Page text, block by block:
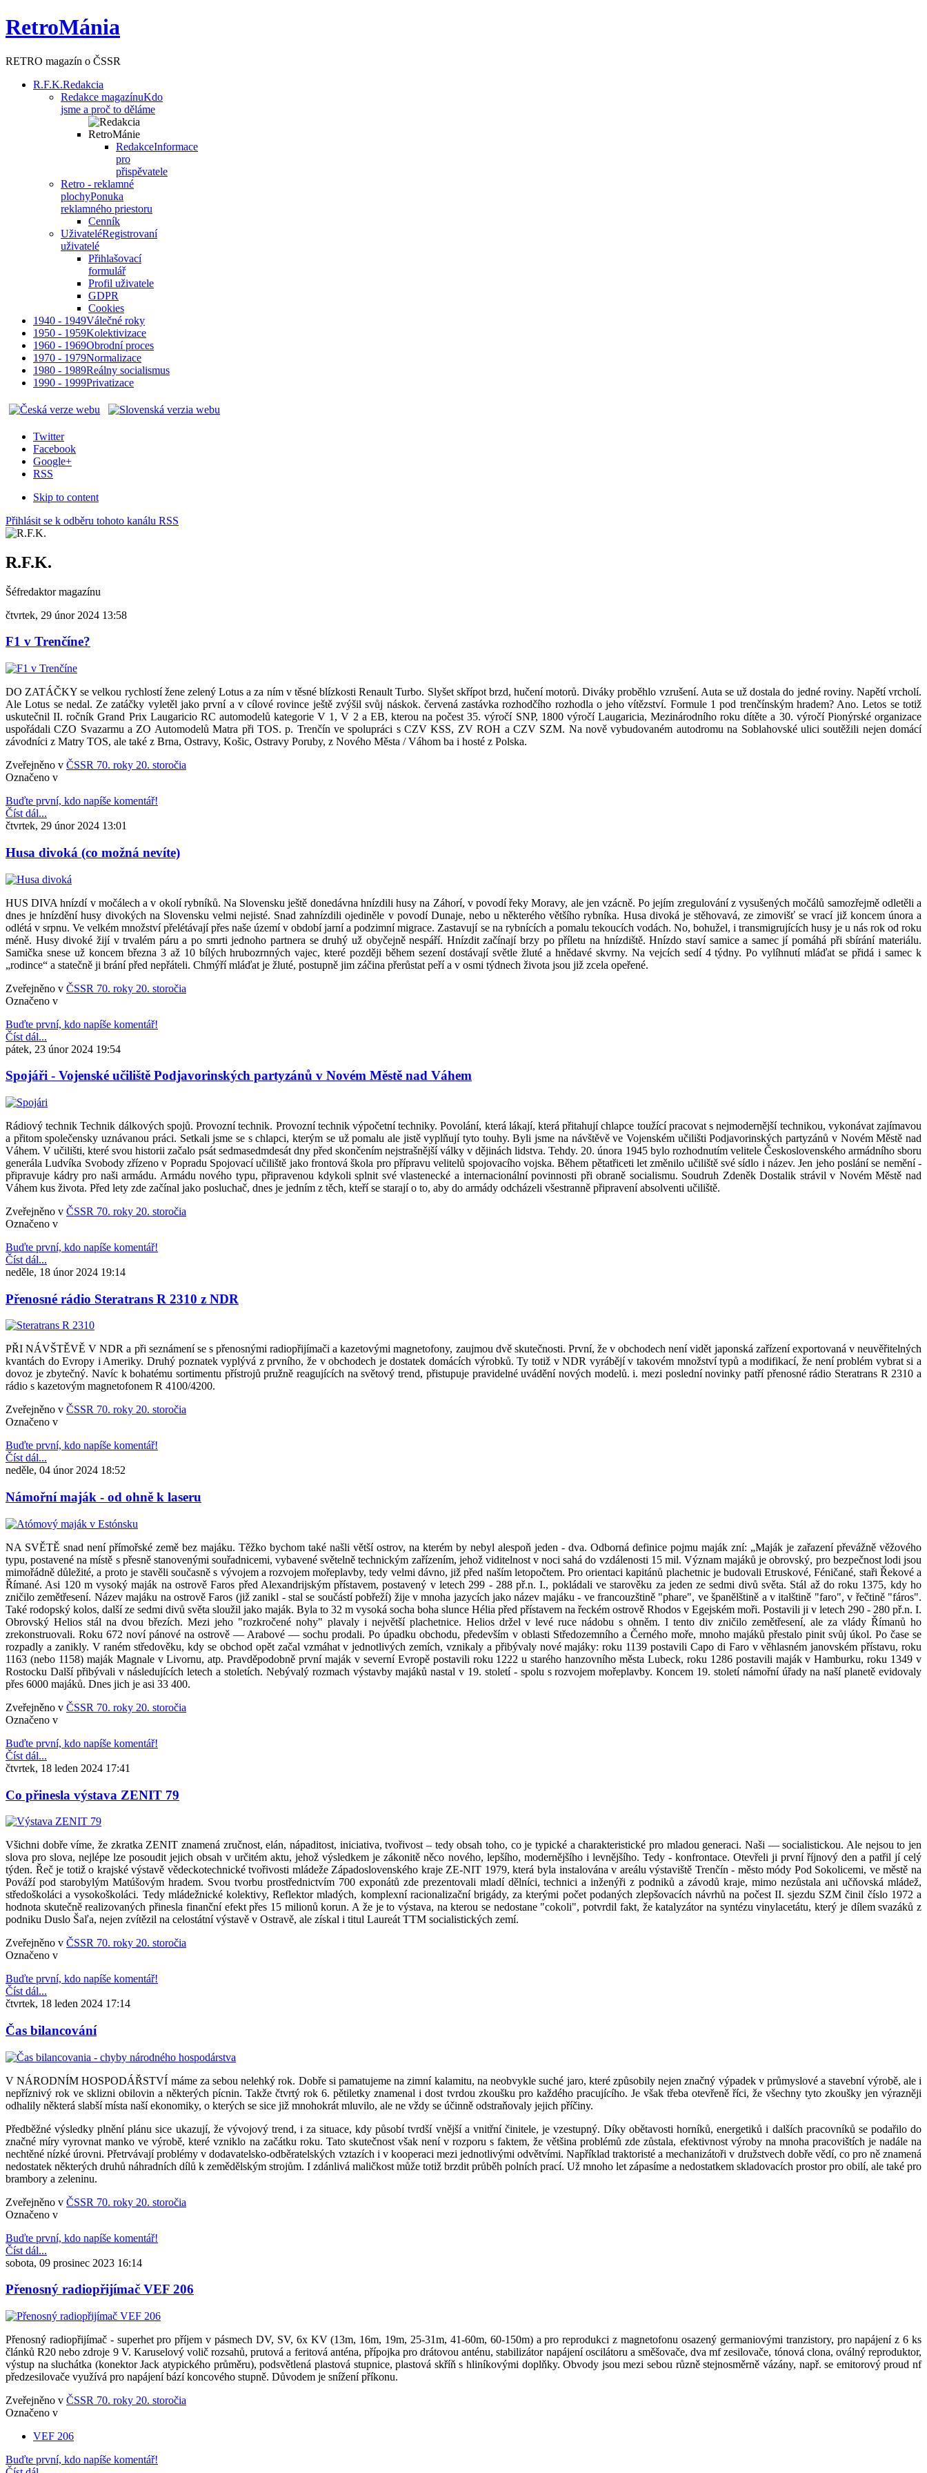
RetroMánia
RETRO magazín o ČSSR
R.F.K.Redakcia
Redakce magazínuKdo
jsme a proč to děláme
RedakceInformace
pro
přispěvatele
Retro - reklamné
plochyPonuka
reklamného priestoru
Cenník
UživateléRegistrovaní
uživatelé
Přihlašovací
formulář
Profil uživatele
GDPR
Cookies
1940 - 1949Válečné roky
1950 - 1959Kolektivizace
1960 - 1969Obrodní proces
1970 - 1979Normalizace
1980 - 1989Reálny socialismus
1990 - 1999Privatizace
Twitter
Facebook
Google+
RSS
Skip to content
Přihlásit se k odběru tohoto kanálu RSS
R.F.K.
Šéfredaktor magazínu
čtvrtek, 29 únor 2024 13:58
F1 v Trenčíne?
DO ZATÁČKY se velkou rychlostí žene zelený Lotus a za ním v těsné blízkosti Renault Turbo. Slyšet skřípot brzd, hučení motorů. Diváky proběhlo vzrušení. Auta se už dostala do jedné roviny. Napětí vrcholí.
Ale Lotus se nedal. Ze zatáčky vyletěl jako první a v cílové rovince ještě zvýšil svůj náskok. červená zastávka rozhodčího rozhodla o jeho vítězství. Formule 1 pod trenčínským hradem? Ano. Letos se totiž
uskutečnil II. ročník Grand Prix Laugaricio RC automodelů kategorie V 1, V 2 a EB, kterou na počest 35. výročí SNP, 1800 výročí Laugaricia, Mezinárodního roku dítěte a 30. výročí Pionýrské organizace
uspořádali CZO Svazarmu a ZO Automodelů Matra při TOS. p. Trenčín ve spolupráci s CZV KSS, ZV ROH a CZV SZM. Na nově vybudovaném autodromu na Soblahovské ulici soutěžili nejen domácí
závodníci z Matry TOS, ale také z Brna, Ostravy, Košic, Ostravy Poruby, z Nového Města / Váhom ba i hosté z Polska.
Zveřejněno v ČSSR 70. roky 20. storočia
Označeno v
Buďte první, kdo napíše komentář!
Číst dál...
čtvrtek, 29 únor 2024 13:01
Husa divoká (co možná nevíte)
HUS DIVA hnízdí v močálech a v okolí rybníků. Na Slovensku ještě donedávna hnízdili husy na Záhorí, v povodí řeky Moravy, ale jen vzácně. Po jejím zregulování z vysušených močálů samozřejmě odletěli a
dnes je hnízdění husy divokých na Slovensku velmi nejisté. Snad zahnízdili ojediněle v povodí Dunaje, nebo u některého většího rybníka. Husa divoká je stěhovavá, ze zimovišť se vrací již koncem února a
odlétá v srpnu. Ve velkém množství přelétávají přes naše území v období jarní a podzimní migrace. Zastavují se na rybnících a pomalu tekoucích vodách. No, bohužel, i transmigrujících husy je u nás rok od roku
méně. Husy divoké žijí v trvalém páru a po smrti jednoho partnera se druhý už obyčejně nespáří. Hnízdit začínají brzy po příletu na hnízdiště. Hnízdo staví samice a samec jí pomáhá při sbírání materiálu.
Samička snese už koncem března 3 až 10 bílých hrubozrnných vajec, které později během sezení dostávají světle žluté a hnědavé skvrny. Na vejcích sedí 4 týdny. Po vylíhnutí mláďat se přidá i samec k
„rodince“ a statečně ji brání před nepřáteli. Chmýří mláďat je žluté, postupně jim záčina přerůstat peří a v osmi týdnech života jsou již zcela opeřené.
Zveřejněno v ČSSR 70. roky 20. storočia
Označeno v
Buďte první, kdo napíše komentář!
Číst dál...
pátek, 23 únor 2024 19:54
Spojáři - Vojenské učiliště Podjavorinských partyzánů v Novém Městě nad Váhem
Rádiový technik Technik dálkových spojů. Provozní technik. Provozní technik výpočetní techniky. Povolání, která lákají, která přitahují chlapce toužící pracovat s nejmodernější technikou, vykonávat zajímavou
a přitom společensky uznávanou práci. Setkali jsme se s chlapci, kterým se už pomalu ale jistě vyplňují tyto touhy. Byli jsme na návštěvě ve Vojenském učilišti Podjavorinských partyzánů v Novém Městě nad
Váhem. V učilišti, které svou historii začalo psát sedmasedmdesát dny před skončením nejstrašnější války v dějinách lidstva. Tehdy. 20. února 1945 bylo rozhodnutím velitele Československého armádního sboru
generála Ludvíka Svobody zřízeno v Popradu Spojovací učiliště jako frontová škola pro přípravu velitelů spojovacího vojska. Během pětatřiceti let změnilo učiliště své sídlo i název. Jen jeho poslání se nemění -
připravuje kádry pro naši armádu. Armádu nového typu, připravenou kdykoli splnit své vlastenecké a internacionální povinnosti při obraně socialismu. Soudruh Zdeněk Dostalik strávil v Novém Městě nad
Váhem kus života. Před lety zde začínal jako posluchač, dnes je jedním z těch, kteří se starají o to, aby do armády odcházeli všestranně připravení absolventi učiliště.
Zveřejněno v ČSSR 70. roky 20. storočia
Označeno v
Buďte první, kdo napíše komentář!
Číst dál...
neděle, 18 únor 2024 19:14
Přenosné rádio Steratrans R 2310 z NDR
PŘI NÁVŠTĚVĚ V NDR a při seznámení se s přenosnými radiopřijímači a kazetovými magnetofony, zaujmou dvě skutečnosti. První, že v obchodech není vidět japonská zařízení exportovaná v neuvěřitelných
kvantách do Evropy i Ameriky. Druhý poznatek vyplývá z prvního, že v obchodech je dostatek domácích výrobků. Ty totiž v NDR vyrábějí v takovém množství typů a modifikací, že není problém vybrat si a
dovoz je zbytečný. Navíc k bohatému sortimentu přístrojů pružně reagujících na světový trend, přistupuje pravidelné uvádění nových modelů. i. mezi poslední novinky patří přenosné rádio Steratrans R 2310 a
rádio s kazetovým magnetofonem R 4100/4200.
Zveřejněno v ČSSR 70. roky 20. storočia
Označeno v
Buďte první, kdo napíše komentář!
Číst dál...
neděle, 04 únor 2024 18:52
Námořní maják - od ohně k laseru
NA SVĚTĚ snad není přímořské země bez majáku. Těžko bychom také našli větší ostrov, na kterém by nebyl alespoň jeden - dva. Odborná definice pojmu maják zní: „Maják je zařazení převážně věžového
typu, postavené na místě s přesně stanovenými souřadnicemi, vybavené světelně technickým zařízením, jehož viditelnost v noci sahá do vzdálenosti 15 mil. Význam majáků je obrovský, pro bezpečnost lodi jsou
mimořádně důležité, a proto je stavěli současně s vývojem a rozvojem mořeplavby, tedy velmi dávno, již před naším letopočtem. Pro orientaci kapitánů plachetnic je budovali Etruskové, Féničané, staři Řekové a
Římané. Asi 120 m vysoký maják na ostrově Faros před Alexandrijským přístavem, postavený v letech 299 - 288 př.n. I., pokládali ve starověku za jeden ze sedmi divů světa. Stál až do roku 1375, kdy ho
zničilo zemětřesení. Název majáku na ostrově Faros (již zanikl - stal se součástí pobřeží) žije v mnoha jazycích jako název majáku - ve francouzštině "phare", ve španělštině a v italštině "faro", v řečtině "fáros".
Také rodopský kolos, další ze sedmi divů světa sloužil jako maják. Byla to 32 m vysoká socha boha slunce Hélia před přístavem na řeckém ostrově Rhodos v Egejském moři. Postavili ji v letech 290 - 280 př.n. I.
Obrovský Helios stál na dvou březích. Mezi jeho "rozkročené nohy" plavaly i největší plachetnice. Helios držel v levé ruce nádobu s ohněm. I tento div zničilo zemětřesení, ale za vlády Římanů ho
zrekonstruovali. Roku 672 noví pánové na ostrově — Arabové — sochu prodali. Po úpadku obchodu, především v oblasti Středozemního a Černého moře, mnoho majáků přestalo pinit svůj úkol. Po čase se
rozpadly a zanikly. V raném středověku, kdy se obchod opět začal vzmáhat v jednotlivých zemích, vznikaly a přibývaly nové majáky: roku 1139 postavili Capo di Faro v věhlasném janovském přístavu, roku
1163 (nebo 1158) maják Magnale v Livornu, atp. Pravděpodobně první maják v severní Evropě postavili roku 1222 u starého hanzovního města Lubeck, roku 1286 postavili maják v Hamburku, roku 1349 v
Rostocku Další přibývali v následujících letech a stoletích. Nebývalý rozmach výstavby majáků nastal v 19. století - spolu s rozvojem mořeplavby. Koncem 19. století námořní úřady na naší planetě evidovaly
přes 6000 majáků. Dnes jich je asi 33 400.
Zveřejněno v ČSSR 70. roky 20. storočia
Označeno v
Buďte první, kdo napíše komentář!
Číst dál...
čtvrtek, 18 leden 2024 17:41
Co přinesla výstava ZENIT 79
Všichni dobře víme, že zkratka ZENIT znamená zručnost, elán, nápaditost, iniciativa, tvořivost – tedy obsah toho, co je typické a charakteristické pro mladou generaci. Naši — socialistickou. Ale nejsou to jen
slova pro slova, nejlépe lze posoudit jejich obsah v určitém aktu, jehož výsledkem je zákonitě něco nového, lepšího, modernějšího i levnějšího. Tedy - konfrontace. Otevřeli ji první říjnový den a patřil jí celý
týden. Řeč je totiž o krajské výstavě vědeckotechnické tvořivosti mládeže Západoslovenského kraje ZE-NIT 1979, která byla instalována v areálu výstaviště Trenčín - město módy Pod Sokolicemi, ve městě na
Pováží pod starobylým Matúšovým hradem. Svou tvorbu prostřednictvím 700 exponátů zde prezentovali mladí dělníci, technici a inženýři z podniků a závodů kraje, mimo nezůstala ani učňovská mládež,
středoškoláci a vysokoškoláci. Tedy mládežnické kolektivy, Reflektor mladých, komplexní racionalizační brigády, za kterými počet podaných zlepšovacích návrhů na počest II. sjezdu SZM činil číslo 1972 a
hodnota skutečně realizovaných přinesla finanční efekt přes 15 milionů korun. A že je to výstava, na kterou se nedostane "cokoli", potvrdil fakt, že katalyzátor na syntézu vinylacetátu, který je dílem svazáků z
podniku Duslo Šaľa, nejen zvítězil na celostátní výstavě v Ostravě, ale získal i titul Laureát TTM socialistických zemí.
Zveřejněno v ČSSR 70. roky 20. storočia
Označeno v
Buďte první, kdo napíše komentář!
Číst dál...
čtvrtek, 18 leden 2024 17:14
Čas bilancování
V NÁRODNÍM HOSPODÁŘSTVÍ máme za sebou nelehký rok. Dobře si pamatujeme na zimní kalamitu, na neobvykle suché jaro, které způsobily nejen značný výpadek v průmyslové a stavební výrobě, ale i
nepříznivý rok ve sklizni obilovin a některých pícnin. Takže čtvrtý rok 6. pětiletky znamenal i dost tvrdou zkoušku pro každého pracujícího. Je však třeba otevřeně říci, že všechny tyto zkoušky jen výrazněji
odhalily některá slabší místa naší ekonomiky, o kterých se sice již mnohokrát mluvilo, ale ne vždy se účinně odstraňovaly jejich příčiny.
Předběžné výsledky plnění plánu sice ukazují, že vývojový trend, i za situace, kdy působí tvrdší vnější a vnitřní činitele, je vzestupný. Díky obětavosti horníků, energetiků i dalších pracovníků se podařilo do
značné míry vyrovnat manko ve výrobě, které vzniklo na začátku roku. Tato skutečnost však není v rozporu s faktem, že většina problémů zde zůstala, efektivnost výroby na mnoha pracovištích je nadále na
nechtěné nízké úrovni. Přetrvávají problémy v dodavatelsko-odběratelských vztazích i v kooperaci mezi jednotlivými odvětvími. Například traktoristé a mechanizátoři v družstvech dobře vědí, co pro ně znamená
nedostatek některých druhů náhradních dílů k zemědělským strojům. I zdánlivá maličkost může totiž brzdit průběh polních prací. Už mnoho let zápasíme a nedostatkem skladovacích prostor pro obilí, ale také pro
brambory a zeleninu.
Zveřejněno v ČSSR 70. roky 20. storočia
Označeno v
Buďte první, kdo napíše komentář!
Číst dál...
sobota, 09 prosinec 2023 16:14
Přenosný radiopřijímač VEF 206
Přenosný radiopřijímač - superhet pro příjem v pásmech DV, SV, 6x KV (13m, 16m, 19m, 25-31m, 41-60m, 60-150m) a pro reprodukci z magnetofonu osazený germaniovými tranzistory, pro napájení z 6 ks
článků R20 nebo zdroje 9 V. Karuselový volič rozsahů, prutová a feritová anténa, přípojka pro drátovou anténu, stabilizátor napájení oscilátoru a směšovače, dva mf zesilovače, tónová clona, oválný reproduktor,
výstup na sluchátka (konektor Jack atypického průměru), podsvětlená plastová stupnice, plastová skříň s hliníkovými doplňky. Obvody jsou mezi sebou různě stejnosměrně vázány, např. se emitorový proud nf
předzesilovače využívá pro napájení bází koncového stupně. Důvodem je snížení příkonu.
Zveřejněno v ČSSR 70. roky 20. storočia
Označeno v
VEF 206
Buďte první, kdo napíše komentář!